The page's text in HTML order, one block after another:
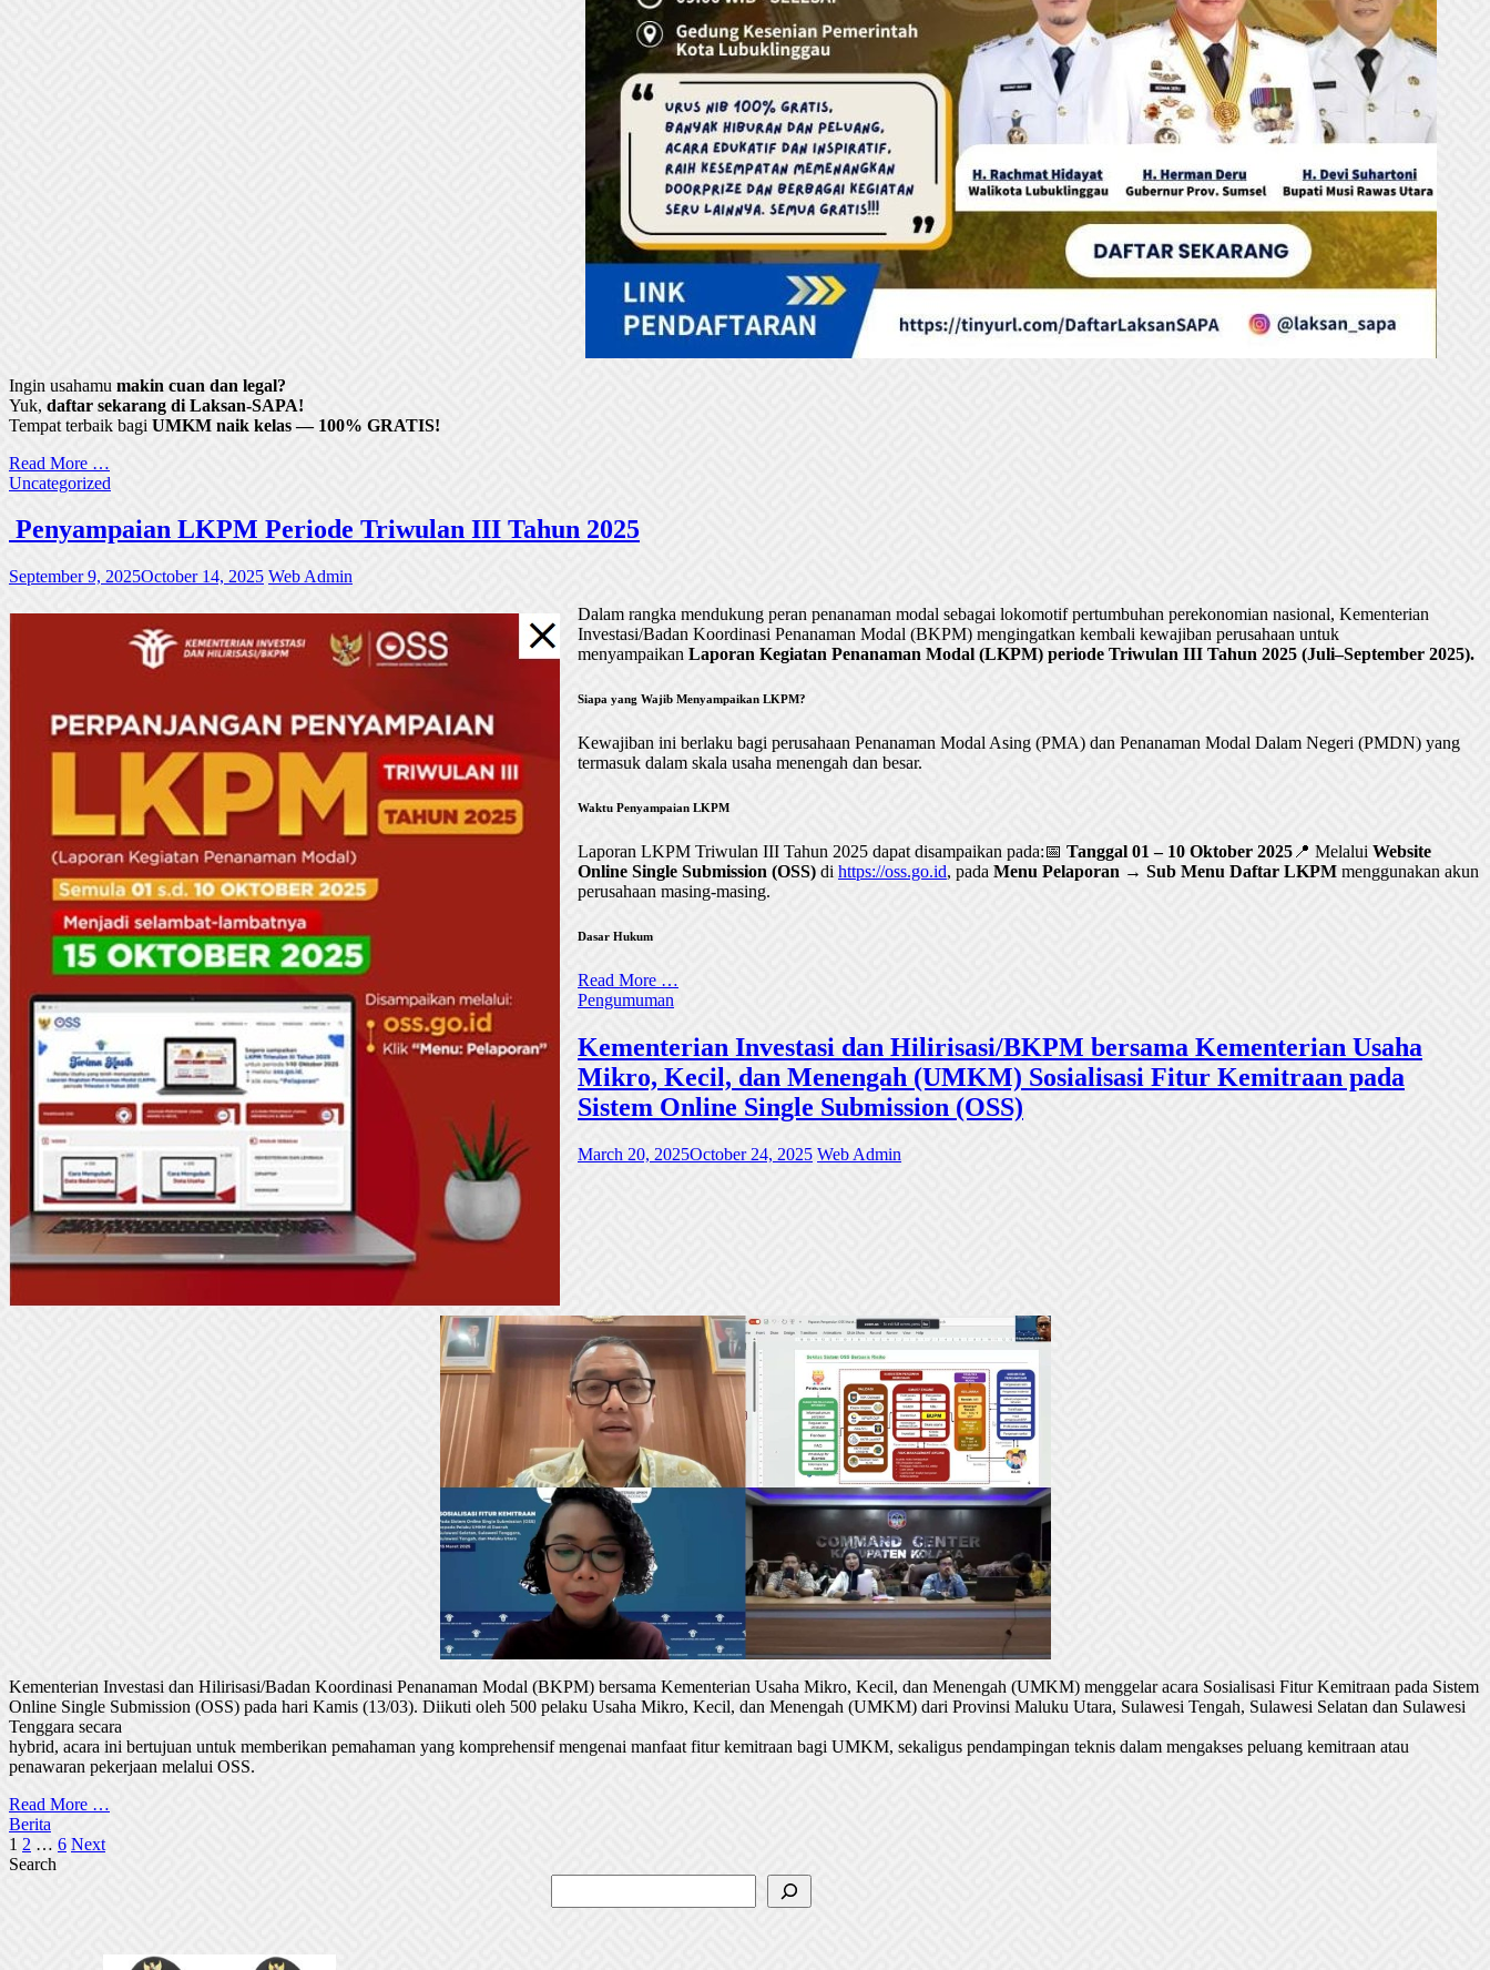
Ingin usahamu makin cuan dan legal?
Yuk, daftar sekarang di Laksan-SAPA!
Tempat terbaik bagi UMKM naik kelas — 100% GRATIS!
Read More …
Uncategorized
Penyampaian LKPM Periode Triwulan III Tahun 2025
September 9, 2025October 14, 2025 Web Admin
Dalam rangka mendukung peran penanaman modal sebagai lokomotif pertumbuhan perekonomian nasional, Kementerian
Investasi/Badan Koordinasi Penanaman Modal (BKPM) mengingatkan kembali kewajiban perusahaan untuk
menyampaikan Laporan Kegiatan Penanaman Modal (LKPM) periode Triwulan III Tahun 2025 (Juli–September 2025).
Siapa yang Wajib Menyampaikan LKPM?
Kewajiban ini berlaku bagi perusahaan Penanaman Modal Asing (PMA) dan Penanaman Modal Dalam Negeri (PMDN) yang
termasuk dalam skala usaha menengah dan besar.
Waktu Penyampaian LKPM
Laporan LKPM Triwulan III Tahun 2025 dapat disampaikan pada:📅 Tanggal 01 – 10 Oktober 2025 📍 Melalui Website
Online Single Submission (OSS) di https://oss.go.id, pada Menu Pelaporan → Sub Menu Daftar LKPM menggunakan akun
perusahaan masing-masing.
Dasar Hukum
Read More …
Pengumuman
Kementerian Investasi dan Hilirisasi/BKPM bersama Kementerian Usaha
Mikro, Kecil, dan Menengah (UMKM) Sosialisasi Fitur Kemitraan pada
Sistem Online Single Submission (OSS)
March 20, 2025October 24, 2025 Web Admin
Kementerian Investasi dan Hilirisasi/Badan Koordinasi Penanaman Modal (BKPM) bersama Kementerian Usaha Mikro, Kecil, dan Menengah (UMKM) menggelar acara Sosialisasi Fitur Kemitraan pada Sistem
Online Single Submission (OSS) pada hari Kamis (13/03). Diikuti oleh 500 pelaku Usaha Mikro, Kecil, dan Menengah (UMKM) dari Provinsi Maluku Utara, Sulawesi Tengah, Sulawesi Selatan dan Sulawesi
Tenggara secara
hybrid, acara ini bertujuan untuk memberikan pemahaman yang komprehensif mengenai manfaat fitur kemitraan bagi UMKM, sekaligus pendampingan teknis dalam mengakses peluang kemitraan atau
penawaran pekerjaan melalui OSS.
Read More …
Berita
Posts
pagination
1 2 … 6 Next
Search